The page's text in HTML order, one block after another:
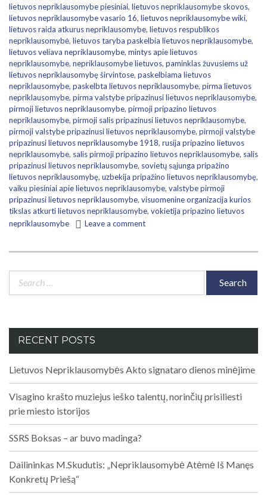
lietuvos nepriklausomybe piesiniai, lietuvos nepriklausomybe skovos,
lietuvos nepriklausomybe vasario 16, lietuvos nepriklausomybe wiki,
lietuvos raida atkurus nepriklausomybe, lietuvos respublikos
nepriklausomybė, lietuvos taryba paskelbia lietuvos nepriklausomybe,
lietuvos veliava nepriklausomybe, mintys apie lietuvos
nepriklausomybe, nepriklausomybe lietuvos, paminklas žuvusiems už
lietuvos nepriklausomybę širvintose, paskelbiama lietuvos
nepriklausomybe, paskelbta lietuvos nepriklausomybe, pirma lietuvos
nepriklausomybe, pirma valstybe pripazinusi lietuvos nepriklausomybe,
pirmoji lietuvos nepriklausomybe, pirmoji pripazino lietuvos
nepriklausomybe, pirmoji salis pripazinusi lietuvos nepriklausomybe,
pirmoji valstybe pripazinusi lietuvos nepriklausomybe, pirmoji valstybe
pripazinusi lietuvos nepriklausomybe 1918, rusija pripazino lietuvos
nepriklausomybe, salis pirmoji pripazino lietuvos nepriklausomybe, salis
pripazinusi lietuvos nepriklausomybe, sovietų sąjunga pripažino
lietuvos nepriklausomybę, uzbekija pripažino lietuvos nepriklausomybę,
vaiku piesiniai apie lietuvos nepriklausomybe, valstybe pirmoji
pripazinusi lietuvos nepriklausomybe, visuomenine organizacija kurios
tikslas atkurti lietuvos nepriklausomybe, vokietija pripazino lietuvos
nepriklausomybe
Leave a comment
Search
RECENT POSTS
Lietuvos Nepriklausomybės Akto signataro dienos minėjime
Visagino krašto muziejus ieško talentų, norinčių prisiliesti
prie miesto istorijos
SSRS Boksas – ar buvo madinga?
Dailininkas M.Skudutis: „Nepriklausomybė Atėmė Iš Manęs
Konkretų Priešą“